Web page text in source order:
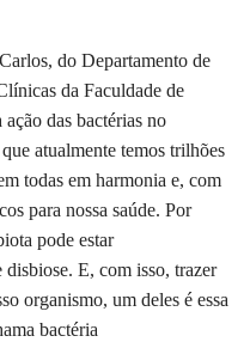
do Departamento de
da Faculdade de
das bactérias no
atualmente temos trilhões
todas em harmonia e, com
para nossa saúde. Por
pode estar
disbiose. E, com isso, trazer
organismo, um deles é essa
bactéria